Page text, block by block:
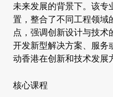
未来发展的背景下。该专
置，整合了不同工程领域
点，强调创新设计与技术
开发新型解决方案、服务
动香港在创新和技术发展
核心课程